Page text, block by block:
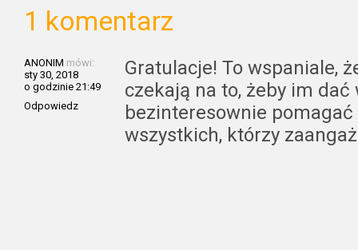
1 komentarz
ANONIM mówi:
sty 30, 2018
o godzinie 21:49
Odpowiedz
Gratulacje! To wspaniale,
czekają na to, żeby im
bezinteresownie
wszystkich, którzy